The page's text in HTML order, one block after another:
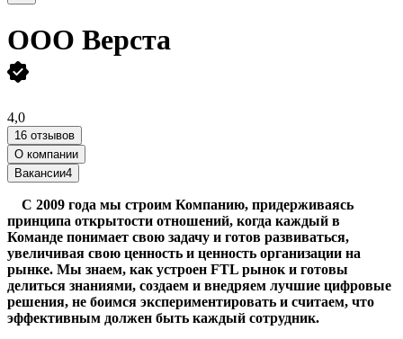
ООО Верста
4,0
16 отзывов
О компании
Вакансии4
С 2009 года мы строим Компанию, придерживаясь
принципа открытости отношений, когда каждый в
Команде понимает свою задачу и готов развиваться,
увеличивая свою ценность и ценность организации на
рынке. Мы знаем, как устроен FTL рынок и готовы
делиться знаниями, создаем и внедряем лучшие цифровые
решения, не боимся экспериментировать и считаем, что
эффективным должен быть каждый сотрудник.